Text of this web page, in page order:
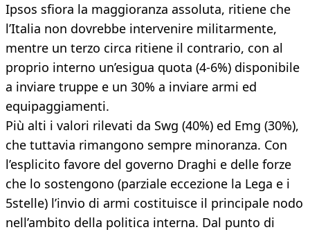
Ipsos sfiora la maggioranza assoluta, ritiene che
l’Italia non dovrebbe intervenire militarmente,
mentre un terzo circa ritiene il contrario, con al
proprio interno un’esigua quota (4-6%) disponibile
a inviare truppe e un 30% a inviare armi ed
equipaggiamenti.
Più alti i valori rilevati da Swg (40%) ed Emg (30%),
che tuttavia rimangono sempre minoranza. Con
l’esplicito favore del governo Draghi e delle forze
che lo sostengono (parziale eccezione la Lega e i
5stelle) l’invio di armi costituisce il principale nodo
nell’ambito della politica interna. Dal punto di